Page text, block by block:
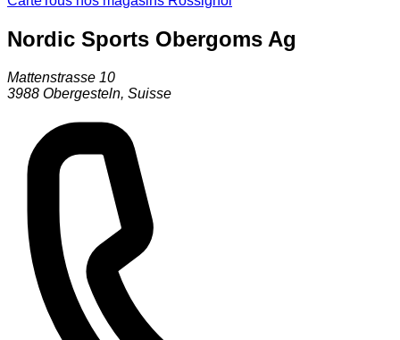
Nordic Sports Obergoms Ag
Mattenstrasse 10
3988 Obergesteln, Suisse